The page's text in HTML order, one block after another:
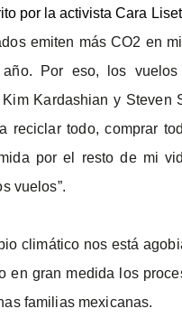
por la activista Cara
emiten más CO2 en
Por eso, los
Kardashian y Steven
todo, comprar
por el resto de mi
vuelos”.
climático nos está
en gran medida los
familias mexicanas.